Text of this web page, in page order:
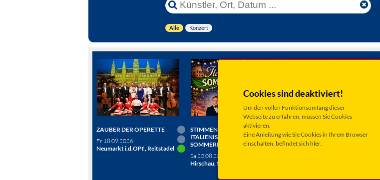
Alle Konzert
Cookies sind deaktiviert!
Um den vollen Funktionsumfang dieser
Webseite zu erfahren, müssen Sie Cookies
aktivieren.
Eine Anleitung wie Sie Cookies in Ihrem Browser
einschalten, befindet sich hier.
ZAUBER DER OPERETTE
Fr 18.09.2026
Neumarkt i.d.OPf., Reitstadel
STIMMEN DER BERGE:
ITALIENISCHE
SOMMERNACHT
Sa 22.08.2026
Hirschau, Schlosshof
DAS JUBILÄUMSKONZERT
verschiedene Termine